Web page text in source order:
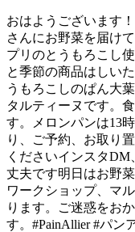
おはようございます
さんにお野菜を届け
プリのとうもろこし
と季節の商品はしい
うもろこしのぱん大
タルティーヌです。
す。メロンパンは13
り、ご予約、お取り
くださいインスタDM
丈夫です明日はお野
ワークショップ、マ
ります。ご迷惑をお
す。#PainAllier #パン